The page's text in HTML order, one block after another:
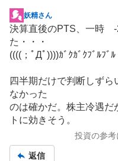
掲
示
板
記
妖精さん
決算直後のPTS、一時 -
た・・・
((((；ﾟДﾟ))))ｶﾞｸｶﾞｸﾌﾞﾙﾌﾞﾙ
四半期だけで判断しず
なかった
のは確かだ。株主冷遇だ
トに効きそう。
投資の参考
返信